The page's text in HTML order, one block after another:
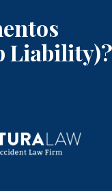
Liability)?